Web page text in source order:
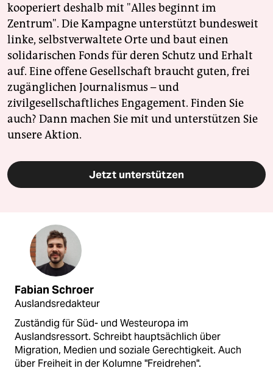
kooperiert deshalb mit "Alles beginnt im
Zentrum". Die Kampagne unterstützt bundesweit
linke, selbstverwaltete Orte und baut einen
solidarischen Fonds für deren Schutz und Erhalt
auf. Eine offene Gesellschaft braucht guten, frei
zugänglichen Journalismus – und
zivilgesellschaftliches Engagement. Finden Sie
auch? Dann machen Sie mit und unterstützen Sie
unsere Aktion.
Jetzt unterstützen
Fabian Schroer
Auslandsredakteur
Zuständig für Süd- und Westeuropa im
Auslandsressort. Schreibt hauptsächlich über
Migration, Medien und soziale Gerechtigkeit. Auch
über Freiheit in der Kolumne "Freidrehen".